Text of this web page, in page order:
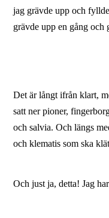
jag grävde upp och
grävde upp en gång och
Det är långt ifrån klart,
satt ner pioner,
och salvia. Och längs
och klematis som ska
Och just ja, detta! Jag